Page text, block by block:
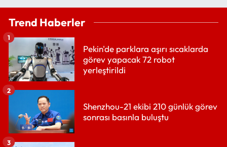
Trend Haberler
Pekin'de parklara aşırı sıcaklarda
görev yapacak 72 robot
yerleştirildi
1
Shenzhou-21 ekibi 210 günlük görev
sonrası basınla buluştu
2
3